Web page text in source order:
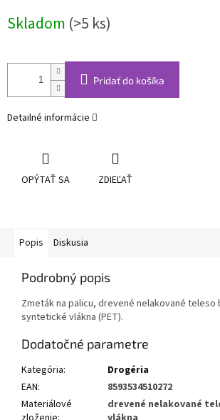
cena:
Skladom (>5 ks)
Pridať do košíka
Detailné informácie
OPÝTAŤ SA ZDIEĽAŤ
Popis Diskusia
Podrobný popis
Zmeták na palicu, drevené nelakované teleso
syntetické vlákna (PET).
Dodatočné parametre
Kategória:
Drogéria
EAN:
8593534510272
Materiálové
drevené nelakované